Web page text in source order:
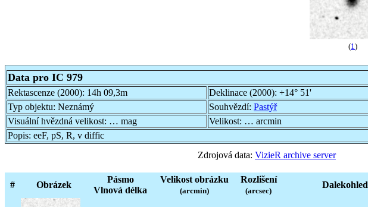
(1 )
Data pro IC 979
Rektascenze (2000): 14h 09,3m Deklinace (2000): +14° 51'
Typ objektu: Neznámý Souhvězdí: Pastýř
Visuální hvězdná velikost: … mag Velikost: … arcmin
Popis: eeF, pS, R, v diffic
Zdrojová data: VizieR archive server
# Obrázek
Pásmo
Vlnová délka
Velikost obrázku
(arcmin)
Rozlišení
(arcsec)
Dalekohled